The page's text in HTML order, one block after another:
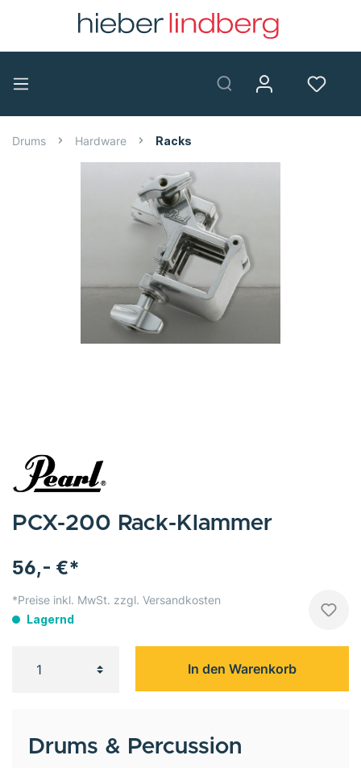
Drums Hardware Racks
56,- €*
*Preise inkl. MwSt. zzgl. Versandkosten
Lagernd
In den Warenkorb
PCX-200 Rack-Klammer
Drums & Percussion